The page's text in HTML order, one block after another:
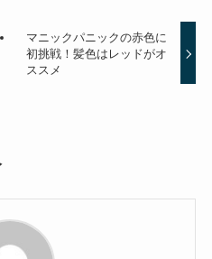
マニックパニックの赤色に
初挑戦！髪色はレッドがオ
ススメ